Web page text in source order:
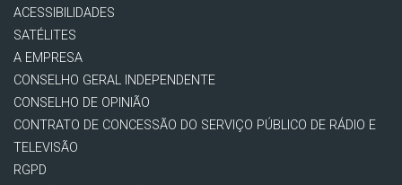
ACESSIBILIDADES
SATÉLITES
A EMPRESA
CONSELHO GERAL INDEPENDENTE
CONSELHO DE OPINIÃO
CONTRATO DE CONCESSÃO DO SERVIÇO PÚBLICO DE RÁDIO E
TELEVISÃO
RGPD